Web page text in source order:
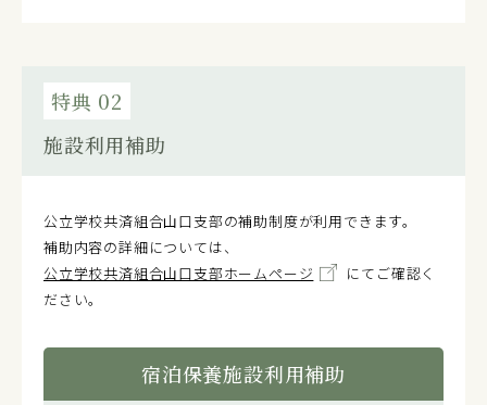
特典 02
施設利用補助
公立学校共済組合山口支部の補助制度が利用できます。
補助内容の詳細については、
公立学校共済組合山口支部ホームページ
にてご確認く
ださい。
宿泊保養施設利用補助